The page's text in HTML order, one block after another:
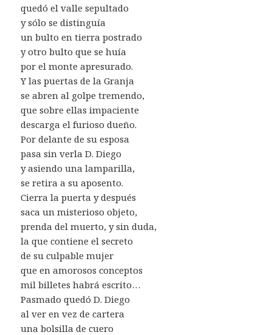
quedó el valle sepultado
y sólo se distinguía
un bulto en tierra postrado
y otro bulto que se huía
por el monte apresurado.
Y las puertas de la Granja
se abren al golpe tremendo,
que sobre ellas impaciente
descarga el furioso dueño.
Por delante de su esposa
pasa sin verla D. Diego
y asiendo una lamparilla,
se retira a su aposento.
Cierra la puerta y después
saca un misterioso objeto,
prenda del muerto, y sin duda,
la que contiene el secreto
de su culpable mujer
que en amorosos conceptos
mil billetes habrá escrito…
Pasmado quedó D. Diego
al ver en vez de cartera
una bolsilla de cuero